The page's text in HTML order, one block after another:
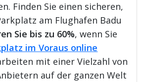
Finden Sie einen sicheren,
am Flughafen Badu
Sie bis zu 60%, wenn Sie
im Voraus online
mit einer Vielzahl von
auf der ganzen Welt